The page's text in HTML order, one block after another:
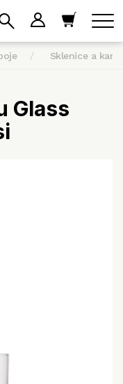
Sklenice a
Glass